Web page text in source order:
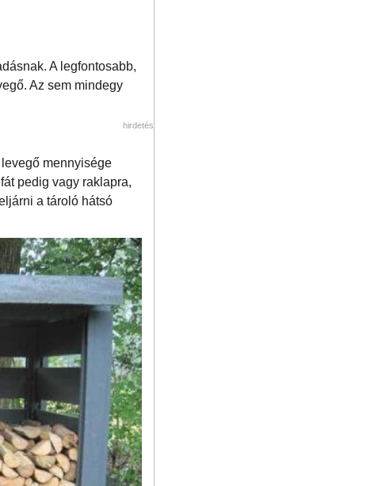
A legfontosabb,
Az sem mindegy
hirdetés
mennyisége
pedig vagy raklapra,
a tároló hátsó